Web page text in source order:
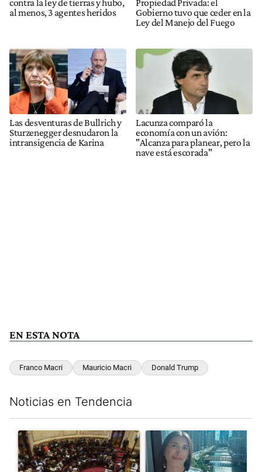
contra la ley de tierras y hubo,
al menos, 3 agentes heridos
Propiedad Privada: el
Gobierno tuvo que ceder en la
Ley del Manejo del Fuego
Las desventuras de Bullrich y
Sturzenegger desnudaron la
intransigencia de Karina
Lacunza comparó la
economía con un avión:
"Alcanza para planear, pero la
nave está escorada"
EN ESTA NOTA
Franco Macri Mauricio Macri Donald Trump
Noticias en Tendencia
Un artículo de tendencia con el título "El Senado dio media
Un artículo de tendencia con